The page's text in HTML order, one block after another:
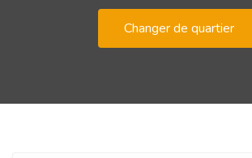
Changer de quartier